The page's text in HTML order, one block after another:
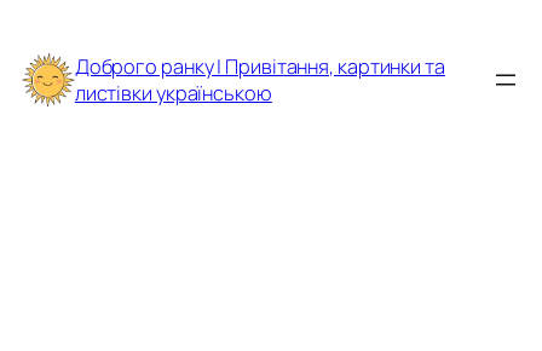
до
вмісту
Доброго ранку | Привітання, картинки та
листівки українською